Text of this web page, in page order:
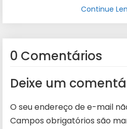
Continue
0 Comentários
Deixe um
O seu endereço de e-mail
Campos obrigatórios são